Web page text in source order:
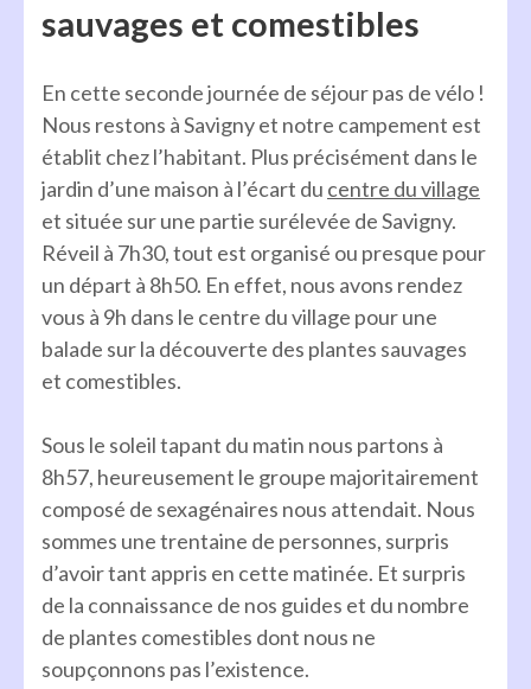
sauvages et comestibles
En cette seconde journée de séjour pas de vélo !
Nous restons à Savigny et notre campement est
établit chez l’habitant. Plus précisément dans le
jardin d’une maison à l’écart du centre du village
et située sur une partie surélevée de Savigny.
Réveil à 7h30, tout est organisé ou presque pour
un départ à 8h50. En effet, nous avons rendez
vous à 9h dans le centre du village pour une
balade sur la découverte des plantes sauvages
et comestibles.
Sous le soleil tapant du matin nous partons à
8h57, heureusement le groupe majoritairement
composé de sexagénaires nous attendait. Nous
sommes une trentaine de personnes, surpris
d’avoir tant appris en cette matinée. Et surpris
de la connaissance de nos guides et du nombre
de plantes comestibles dont nous ne
soupçonnons pas l’existence.